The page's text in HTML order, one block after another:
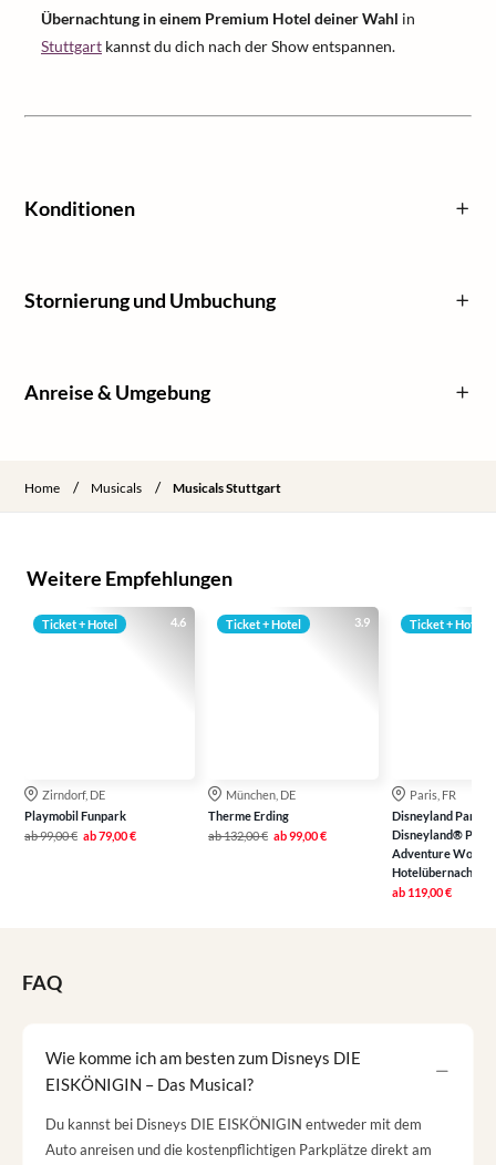
Übernachtung in einem Premium Hotel deiner Wahl in
Stuttgart kannst du dich nach der Show entspannen.
Konditionen
Stornierung und Umbuchung
Anreise & Umgebung
Home / Musicals / Musicals Stuttgart
Weitere Empfehlungen
4.6
Ticket + Hotel
Zirndorf, DE
Playmobil Funpark
ab99,00 € ab79,00 €
3.9
Ticket + Hotel
München, DE
Therme Erding
ab132,00 € ab99,00 €
Ticket + Hotel
Paris, FR
Disneyland Paris:
Disneyland® Park
Adventure World
Hotelübernachtung
ab 119,00 €
FAQ
Wie komme ich am besten zum Disneys DIE
EISKÖNIGIN – Das Musical?
Du kannst bei Disneys DIE EISKÖNIGIN entweder mit dem
Auto anreisen und die kostenpflichtigen Parkplätze direkt am